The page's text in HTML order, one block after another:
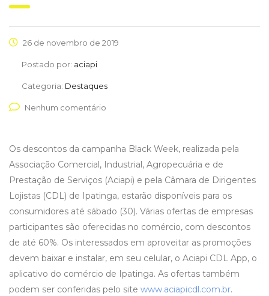
26 de novembro de 2019
Postado por: aciapi
Categoria: Destaques
Nenhum comentário
Os descontos da campanha Black Week, realizada pela
Associação Comercial, Industrial, Agropecuária e de
Prestação de Serviços (Aciapi) e pela Câmara de Dirigentes
Lojistas (CDL) de Ipatinga, estarão disponíveis para os
consumidores até sábado (30). Várias ofertas de empresas
participantes são oferecidas no comércio, com descontos
de até 60%. Os interessados em aproveitar as promoções
devem baixar e instalar, em seu celular, o Aciapi CDL App, o
aplicativo do comércio de Ipatinga. As ofertas também
podem ser conferidas pelo site www.aciapicdl.com.br.